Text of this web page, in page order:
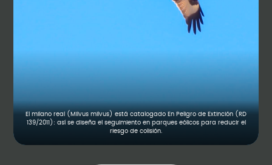
El milano real (Milvus milvus) está catalogado En Peligro de Extinción (RD
139/2011): así se diseña el seguimiento en parques eólicos para reducir el
riesgo de colisión.